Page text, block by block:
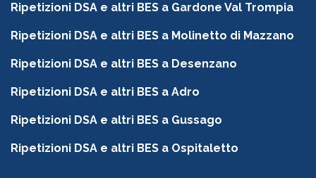
Ripetizioni DSA e altri BES a Gardone Val Trompia
Ripetizioni DSA e altri BES a Molinetto di Mazzano
Ripetizioni DSA e altri BES a Desenzano
Ripetizioni DSA e altri BES a Adro
Ripetizioni DSA e altri BES a Gussago
Ripetizioni DSA e altri BES a Ospitaletto